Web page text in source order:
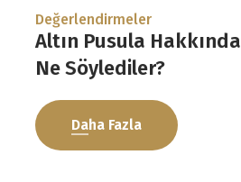
Değerlendirmeler
Altın Pusula Hakkında
Ne Söylediler?
Daha Fazla